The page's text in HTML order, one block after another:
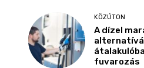
KÖZÚTON
A dízel
fuvarozás